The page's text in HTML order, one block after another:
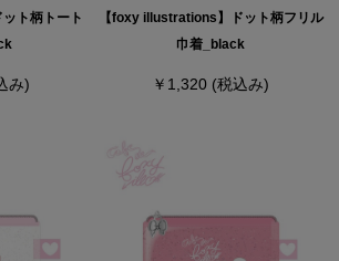
ト柄トート
み)
【foxy illustrations】ドット柄フリル
巾着_black
￥1,320 (税込み)